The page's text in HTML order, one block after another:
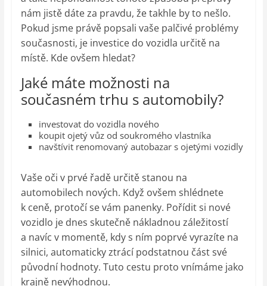
nám jistě dáte za pravdu, že takhle by to nešlo.
Pokud jsme právě popsali vaše palčivé problémy
současnosti, je investice do vozidla určitě na
místě. Kde ovšem hledat?
Jaké máte možnosti na
současném trhu s automobily?
investovat do vozidla nového
koupit ojetý vůz od soukromého vlastníka
navštívit renomovaný autobazar s ojetými vozidly
Vaše oči v prvé řadě určitě stanou na
automobilech nových. Když ovšem shlédnete
k ceně, protočí se vám panenky. Pořídit si nové
vozidlo je dnes skutečně nákladnou záležitostí
a navíc v momentě, kdy s ním poprvé vyrazíte na
silnici, automaticky ztrácí podstatnou část své
původní hodnoty. Tuto cestu proto vnímáme jako
krajně nevýhodnou.